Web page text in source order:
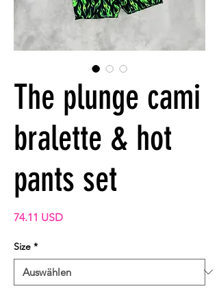
The plunge cami
bralette & hot
pants set
74.11 USDPreis
Size *